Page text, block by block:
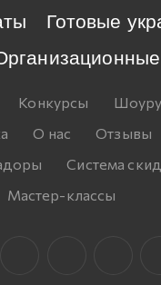
Готовые
Конкурсы
О нас Отзывы
Система
Мастер-классы